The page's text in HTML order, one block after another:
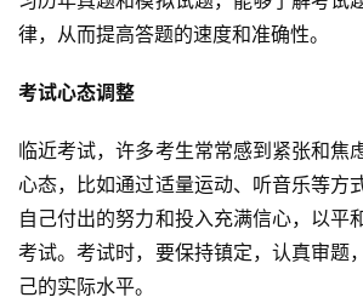
律，从而提高答题的速度和准确性。
考试心态调整
临近考试，许多考生常常感到紧张和焦
心态，比如通过适量运动、听音乐等方
自己付出的努力和投入充满信心，以平
考试。考试时，要保持镇定，认真审题
己的实际水平。